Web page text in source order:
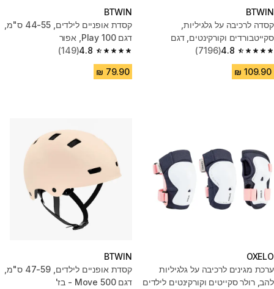
BTWIN
קסדה לרכיבה על גלגיליות,
סקייטבורדים וקורקינטים, דגם
MF500 - ורוד
4.8
4.8 out of 5 stars from 7196 reviews
(7196)
BTWIN
קסדת אופניים לילדים, 44-55 ס"מ,
דגם Play 100, אפור
4.8
4.8 out of 5 stars from 149 reviews
(149)
OXELO
ערכת מגינים לרכיבה על גלגיליות
להב, רולר סקייטים וקורקינטים לילדים
BTWIN
קסדת אופניים לילדים, 47-59 ס"מ,
דגם Move 500 - בז'